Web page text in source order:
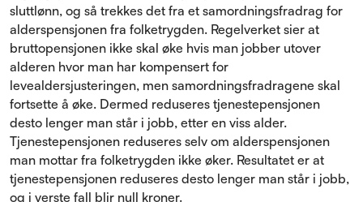
sluttlønn, og så trekkes det fra et samordningsfradrag for
alderspensjonen fra folketrygden. Regelverket sier at
bruttopensjonen ikke skal øke hvis man jobber utover
alderen hvor man har kompensert for
levealdersjusteringen, men samordningsfradragene skal
fortsette å øke. Dermed reduseres tjenestepensjonen
desto lenger man står i jobb, etter en viss alder.
Tjenestepensjonen reduseres selv om alderspensjonen
man mottar fra folketrygden ikke øker. Resultatet er at
tjenestepensjonen reduseres desto lenger man står i jobb,
og i verste fall blir null kroner.